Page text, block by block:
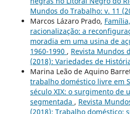
Mundos do Trabalho: v. 11
Marcos Lázaro Prado,
racionalização: a
moradia em uma usina de
1960-1990 , Revista Mundos
(2018): Variedades de
Marina Leão de Aquino
trabalho doméstico livre em
século XIX: o surgimento de
segmentada , Revista
(2018): Trabalho doméstico: